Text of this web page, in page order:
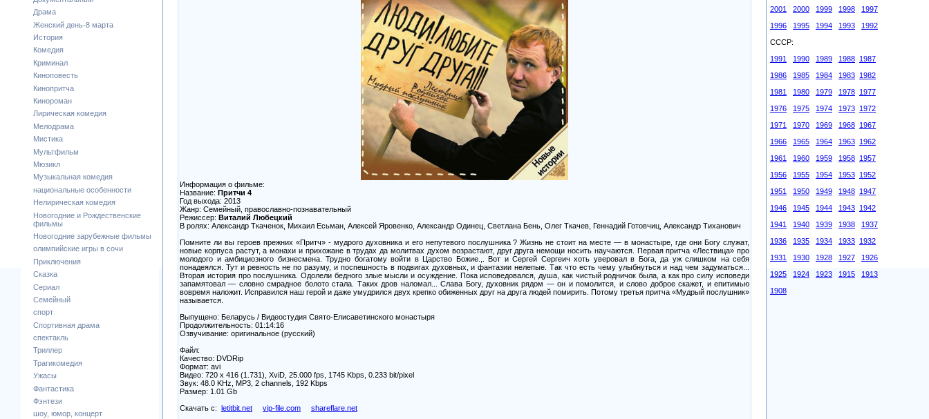
Драма
Женский день-8 марта
История
Комедия
Криминал
Киноповесть
Кинопритча
Кинороман
Лирическая комедия
Мелодрама
Мистика
Мультфильм
Мюзикл
Музыкальная комедия
национальные особенности
Нелирическая комедия
Новогодние и Рождественские
фильмы
Новогодние зарубежные фильмы
олимпийские игры в сочи
Приключения
Сказка
Сериал
Семейный
спорт
Спортивная драма
спектакль
Триллер
Трагикомедия
Ужасы
Фантастика
Фэнтези
шоу, юмор, концерт
Информация о фильме:
Название: Притчи 4
Год выхода: 2013
Жанр: Семейный, православно-познавательный
Режиссер: Виталий Любецкий
В ролях: Александр Ткаченок, Михаил Есьман, Алексей Яровенко, Александр Одинец, Светлана Бень, Олег Ткачев, Геннадий Готовчиц, Александр Тиханович
Помните ли вы героев прежних «Притч» - мудрого духовника и его непутевого послушника ? Жизнь не стоит на месте — в монастыре, где они Богу служат,
новые корпуса растут, а монахи и прихожане в трудах да молитвах духом возрастают, друг друга немощи носить научаются. Первая притча «Лествица» про
молодого и амбициозного бизнесмена. Трудно богатому войти в Царство Божие.,. Вот и Сергей Сергеич хоть уверовал в Бога, да уж слишком на себя
понадеялся. Тут и ревность не по разуму, и поспешность в подвигах духовных, и фантазии нелепые. Так что есть чему улыбнуться и над чем задуматься...
Вторая история про послушника. Одолели бедного злые мысли и осуждение. Пока исповедовался, душа, как чистый родничок была, а как про силу исповеди
запамятовал — словно смрадное болото стала. Таких дров наломал... Слава Богу, духовник рядом — он и помолится, и слово доброе скажет, и епитимью
вовремя наложит. Исправился наш герой и даже умудрился двух крепко обиженных друг на друга людей помирить. Потому третья притча «Мудрый послушник»
называется.
Выпущено: Беларусь / Видеостудия Свято-Елисаветинского монастыря
Продолжительность: 01:14:16
Озвучивание: оригинальное (русский)
Файл:
Качество: DVDRip
Формат: avi
Видео: 720 x 416 (1.731), XviD, 25.000 fps, 1745 Kbps, 0.233 bit/pixel
Звук: 48.0 KHz, MP3, 2 channels, 192 Kbps
Размер: 1.01 Gb
Скачать с: letitbit.net vip-file.com shareflare.net
2001
2000 1999 1998
1997
1996
1995 1994 1993
1992
СССР:
1991
1990 1989 1988 1987
1986
1985 1984 1983 1982
1981
1980 1979 1978 1977
1976
1975 1974 1973 1972
1971
1970 1969 1968 1967
1966
1965 1964 1963 1962
1961
1960 1959 1958 1957
1956
1955 1954 1953 1952
1951
1950 1949 1948 1947
1946
1945 1944 1943 1942
1941
1940 1939 1938
1937
1936
1935 1934 1933 1932
1931
1930 1928 1927
1926
1925
1924 1923 1915
1913
1908